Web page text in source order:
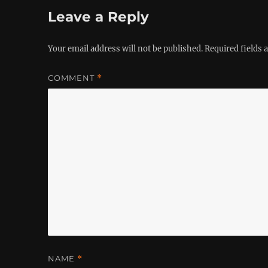
Leave a Reply
Your email address will not be published.Required fields
COMMENT *
NAME *